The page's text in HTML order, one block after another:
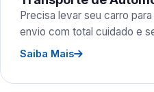
Precisa levar seu carro
envio com total cuidado e
Saiba Mais